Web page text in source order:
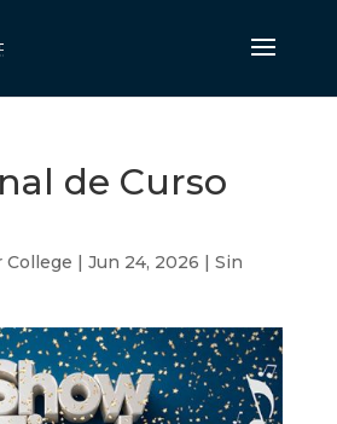
de Curso
College | Jun 24, 2026 | Sin